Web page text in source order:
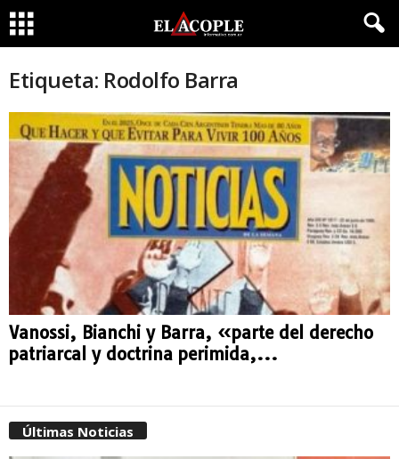
Etiqueta: Rodolfo Barra
Vanossi, Bianchi y Barra, «parte del derecho
patriarcal y doctrina perimida,...
Últimas Noticias